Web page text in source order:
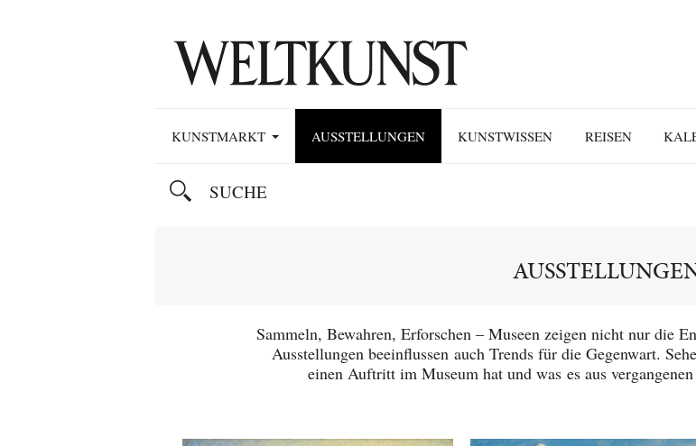
KUNSTMARKT AUSSTELLUNGEN KUNSTWISSEN REISEN
Sammeln, Bewahren, Erforschen – Museen zeigen nicht nur die
Ausstellungen beeinflussen auch Trends für die Gegenwart.
einen Auftritt im Museum hat und was es aus